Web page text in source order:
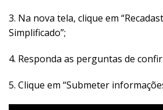
3. Na nova tela, clique em
Simplificado”;
4. Responda as perguntas de
5. Clique em “Submeter